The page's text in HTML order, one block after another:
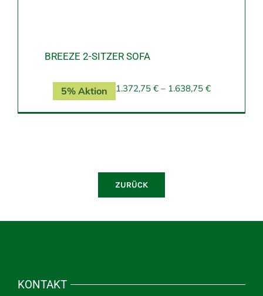
BREEZE 2-SITZER SOFA
1.372,75 €– 1.638,75 €
5% Aktion
ZURÜCK
KONTAKT